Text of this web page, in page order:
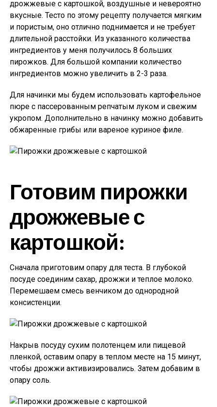
дрожжевые с картошкой, воздушные и невероятно
вкусные. Тесто по этому рецепту получается мягким
и пористым, оно отлично поднимается и не требует
длительной расстойки. Из указанного количества
ингредиентов у меня получилось 8 больших
пирожков. Для большой компании количество
ингредиентов можно увеличить в 2-3 раза.
Для начинки мы будем использовать картофельное
пюре с пассерованным репчатым луком и свежим
укропом. Дополнительно в начинку можно добавить
обжаренные грибы или вареное куриное филе.
Готовим пирожки
дрожжевые с
картошкой:
Сначала приготовим опару для теста. В глубокой
посуде соединим сахар, дрожжи и теплое молоко.
Перемешаем смесь венчиком до однородной
консистенции.
Накрыв посуду сухим полотенцем или пищевой
пленкой, оставим опару в теплом месте на 15 минут,
чтобы дрожжи активизировались. Затем добавим в
опару соль.